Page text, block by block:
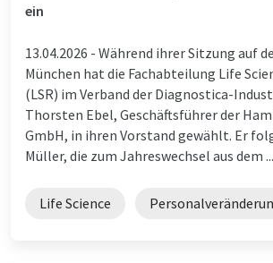
ein
13.04.2026 - Während ihrer Sitzung auf
München hat die Fachabteilung Life
(LSR) im Verband der Diagnostica-
Thorsten Ebel, Geschäftsführer der
GmbH, in ihren Vorstand gewählt. Er
Müller, die zum Jahreswechsel aus dem ...
Life Science